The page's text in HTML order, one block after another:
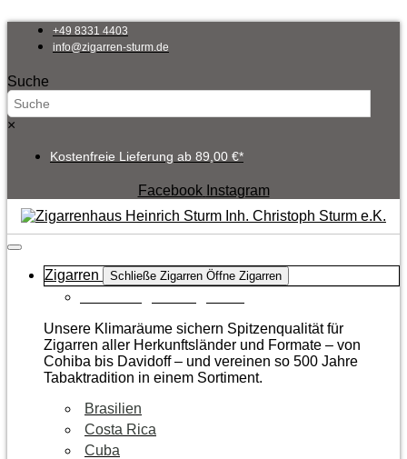
Inhalt
springen
+49 8331 4403
info@zigarren-sturm.de
Suche
×
Kostenfreie Lieferung ab 89,00 €*
Facebook Instagram
Zigarren Schließe Zigarren Öffne Zigarren
Unsere Klimaräume sichern Spitzenqualität für
Zigarren aller Herkunftsländer und Formate – von
Cohiba bis Davidoff – und vereinen so 500 Jahre
Tabaktradition in einem Sortiment.
Brasilien
Costa Rica
Cuba